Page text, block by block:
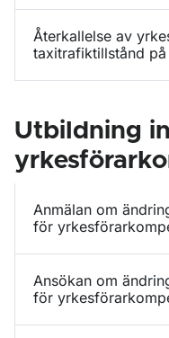
Återkallelse av
taxitrafiktillstånd
Utbildning
Anmälan om
för
Ansökan om
för